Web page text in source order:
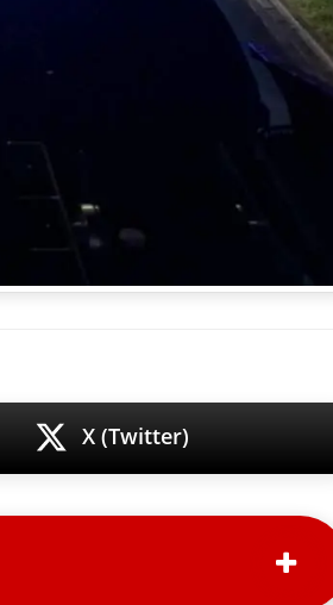
X (Twitter)